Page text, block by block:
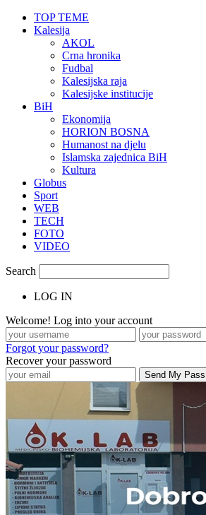
TOP TEME
Kalesija
AKOL
Crna hronika
Fudbal
Kalesijska raja
Kalesijske institucije
BiH
Ekonomija
HORION BOSNA
Humanost na djelu
Islamska zajednica BiH
Kultura
Globus
Sport
WEB
TECH
FOTO
VIDEO
Search
LOG IN
Welcome! Log into your account
Forgot your password?
Recover your password